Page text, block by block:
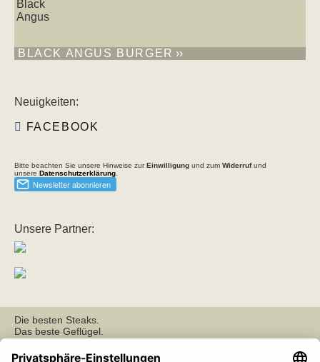
BLACK ANGUS BURGER
Neuigkeiten:
FACEBOOK
Bitte beachten Sie unsere Hinweise zurEinwilligung und zum Widerrufund
unsere Datenschutzerklärung
Unsere Partner:
Die besten Steaks.
Das beste Geflügel.